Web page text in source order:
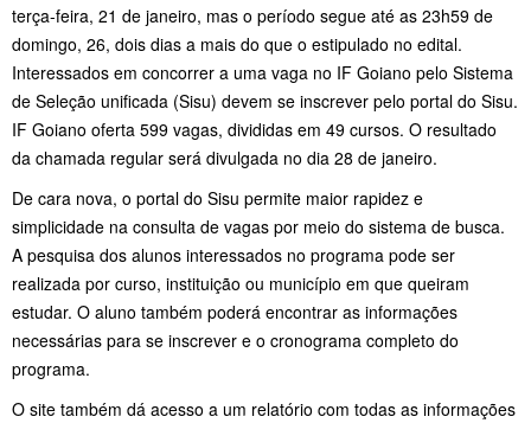
terça-feira, 21 de janeiro, mas o período segue até as 23h59 de
domingo, 26, dois dias a mais do que o estipulado no edital.
Interessados em concorrer a uma vaga no IF Goiano pelo Sistema
de Seleção unificada (Sisu) devem se inscrever pelo portal do Sisu.
IF Goiano oferta 599 vagas, divididas em 49 cursos. O resultado
da chamada regular será divulgada no dia 28 de janeiro.
De cara nova, o portal do Sisu permite maior rapidez e
simplicidade na consulta de vagas por meio do sistema de busca.
A pesquisa dos alunos interessados no programa pode ser
realizada por curso, instituição ou município em que queiram
estudar. O aluno também poderá encontrar as informações
necessárias para se inscrever e o cronograma completo do
programa.
O site também dá acesso a um relatório com todas as informações